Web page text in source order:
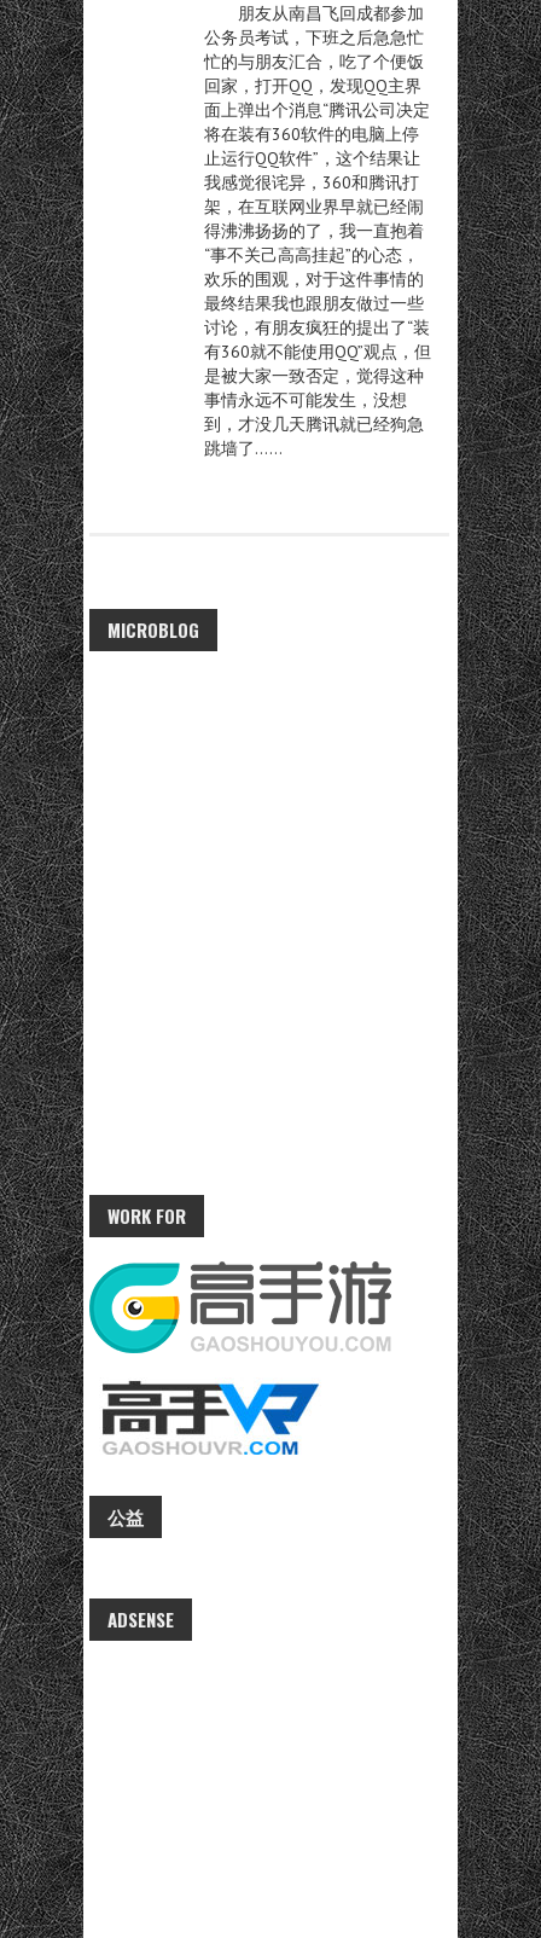
朋友从南昌飞回成都参加
公务员考试，下班之后急急忙
忙的与朋友汇合，吃了个便饭
回家，打开QQ，发现QQ主界
面上弹出个消息“腾讯公司决定
将在装有360软件的电脑上停
止运行QQ软件”，这个结果让
我感觉很诧异，360和腾讯打
架，在互联网业界早就已经闹
得沸沸扬扬的了，我一直抱着
“事不关己高高挂起”的心态，
欢乐的围观，对于这件事情的
最终结果我也跟朋友做过一些
讨论，有朋友疯狂的提出了“装
有360就不能使用QQ”观点，但
是被大家一致否定，觉得这种
事情永远不可能发生，没想
到，才没几天腾讯就已经狗急
跳墙了……
MICROBLOG
WORK FOR
公益
ADSENSE